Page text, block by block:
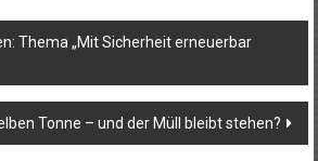
Thema „Mit Sicherheit erneuerbar
Tonne – und der Müll bleibt stehen?